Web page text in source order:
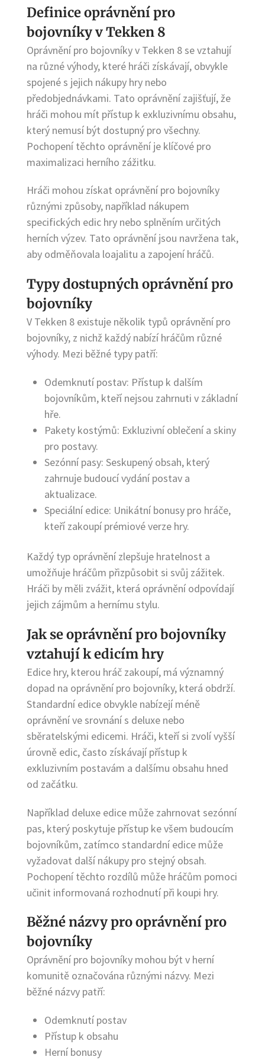
Definice oprávnění pro
bojovníky v Tekken 8
Oprávnění pro bojovníky v Tekken 8 se vztahují
na různé výhody, které hráči získávají, obvykle
spojené s jejich nákupy hry nebo
předobjednávkami. Tato oprávnění zajišťují, že
hráči mohou mít přístup k exkluzivnímu obsahu,
který nemusí být dostupný pro všechny.
Pochopení těchto oprávnění je klíčové pro
maximalizaci herního zážitku.
Hráči mohou získat oprávnění pro bojovníky
různými způsoby, například nákupem
specifických edic hry nebo splněním určitých
herních výzev. Tato oprávnění jsou navržena tak,
aby odměňovala loajalitu a zapojení hráčů.
Typy dostupných oprávnění pro
bojovníky
V Tekken 8 existuje několik typů oprávnění pro
bojovníky, z nichž každý nabízí hráčům různé
výhody. Mezi běžné typy patří:
Odemknutí postav: Přístup k dalším
bojovníkům, kteří nejsou zahrnuti v základní
hře.
Pakety kostýmů: Exkluzivní oblečení a skiny
pro postavy.
Sezónní pasy: Seskupený obsah, který
zahrnuje budoucí vydání postav a
aktualizace.
Speciální edice: Unikátní bonusy pro hráče,
kteří zakoupí prémiové verze hry.
Každý typ oprávnění zlepšuje hratelnost a
umožňuje hráčům přizpůsobit si svůj zážitek.
Hráči by měli zvážit, která oprávnění odpovídají
jejich zájmům a hernímu stylu.
Jak se oprávnění pro bojovníky
vztahují k edicím hry
Edice hry, kterou hráč zakoupí, má významný
dopad na oprávnění pro bojovníky, která obdrží.
Standardní edice obvykle nabízejí méně
oprávnění ve srovnání s deluxe nebo
sběratelskými edicemi. Hráči, kteří si zvolí vyšší
úrovně edic, často získávají přístup k
exkluzivním postavám a dalšímu obsahu hned
od začátku.
Například deluxe edice může zahrnovat sezónní
pas, který poskytuje přístup ke všem budoucím
bojovníkům, zatímco standardní edice může
vyžadovat další nákupy pro stejný obsah.
Pochopení těchto rozdílů může hráčům pomoci
učinit informovaná rozhodnutí při koupi hry.
Běžné názvy pro oprávnění pro
bojovníky
Oprávnění pro bojovníky mohou být v herní
komunitě označována různými názvy. Mezi
běžné názvy patří:
Odemknutí postav
Přístup k obsahu
Herní bonusy